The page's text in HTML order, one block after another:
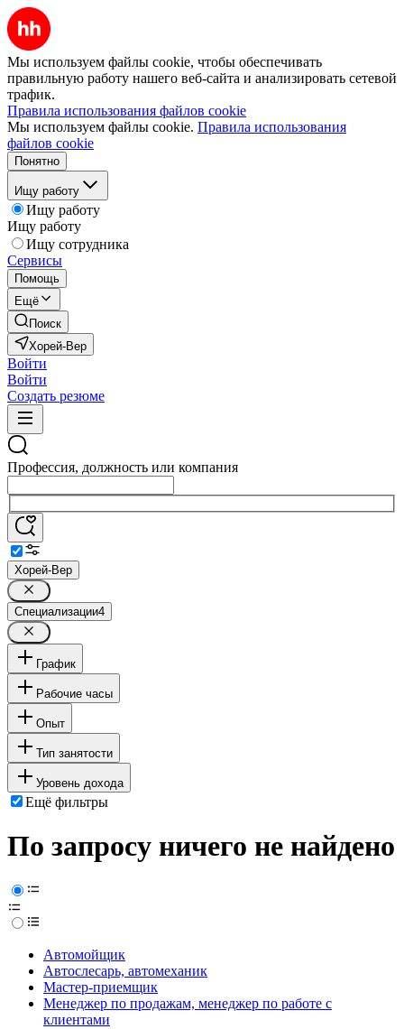
Мы используем файлы cookie, чтобы обеспечивать
правильную работу нашего веб-сайта и анализировать сетевой
трафик.
Правила использования файлов cookie
Мы используем файлы cookie. Правила использования
файлов cookie
Понятно
Ищу работу
Ищу работу
Ищу работу
Ищу сотрудника
Сервисы
Помощь
Ещё
Поиск
Хорей-Вер
Войти
Войти
Создать резюме
Профессия, должность или компания
Хорей-Вер
Специализации4
График
Рабочие часы
Опыт
Тип занятости
Уровень дохода
Ещё фильтры
По запросу ничего не найдено
Автомойщик
Автослесарь, автомеханик
Мастер-приемщик
Менеджер по продажам, менеджер по работе с
клиентами